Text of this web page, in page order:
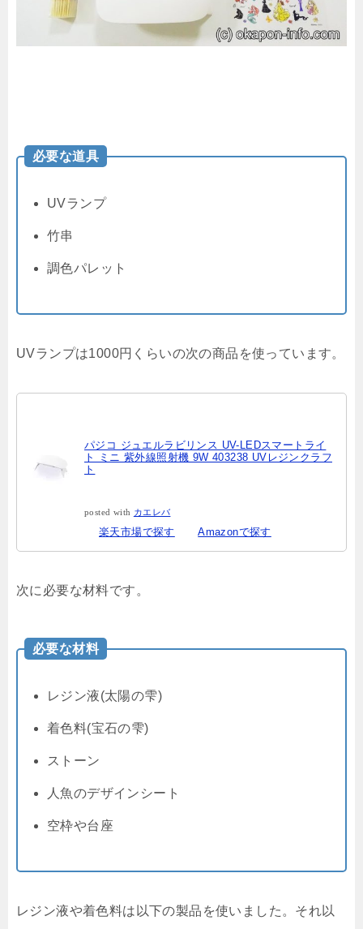
必要な道具
UVランプ
竹串
調色パレット
UVランプは1000円くらいの次の商品を使っています。
パジコ ジュエルラビリンス UV-LEDスマートライ
ト ミニ 紫外線照射機 9W 403238 UVレジンクラフ
ト
posted with カエレバ
楽天市場で探す Amazonで探す
次に必要な材料です。
必要な材料
レジン液(太陽の雫)
着色料(宝石の雫)
ストーン
人魚のデザインシート
空枠や台座
レジン液や着色料は以下の製品を使いました。それ以